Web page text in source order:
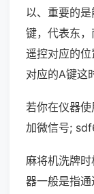
以、重要的
键，代表东
遥控对应的
对应的A键这
若你在仪器
加微信号;
麻将机洗牌
器一般是指